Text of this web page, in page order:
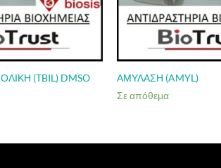
(TBIL) DMSO
ΑΜΥΛΑΣΗ (AMYL)
Σε απόθεμα